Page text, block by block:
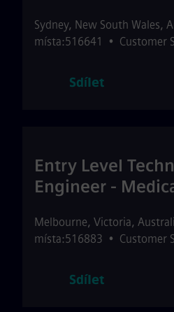
Sydney, New South Wales,
místa:516641
• Customer
Sdílet
Entry Level
Engineer -
Melbourne, Victoria,
místa:516883 • Customer
Sdílet